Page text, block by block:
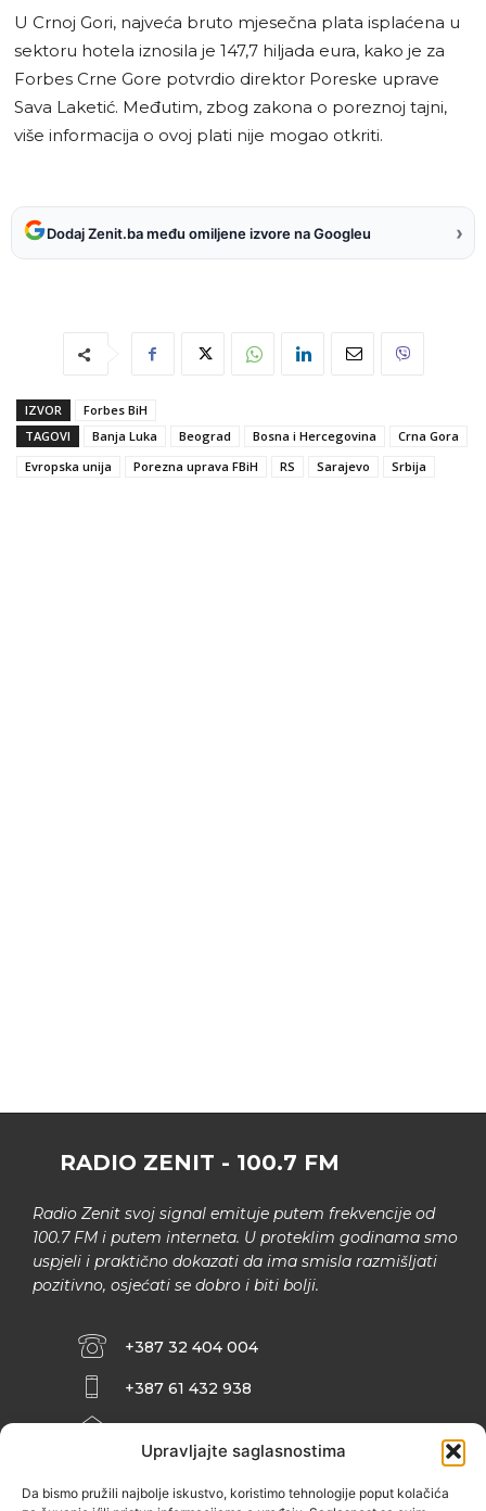
Upravljajte saglasnostima
Da bismo pružili najbolje iskustvo, koristimo tehnologije poput kolačića
U Crnoj Gori, najveća bruto mjesečna plata isplaćena u
sektoru hotela iznosila je 147,7 hiljada eura, kako je za
Forbes Crne Gore potvrdio direktor Poreske uprave
Sava Laketić. Međutim, zbog zakona o poreznoj tajni,
više informacija o ovoj plati nije mogao otkriti.
Dodaj Zenit.ba među omiljene izvore na Googleu ›
IZVOR
Forbes BiH
TAGOVI
Banja Luka Beograd Bosna i Hercegovina
Crna Gora
Evropska unija
Porezna uprava FBiH RS Sarajevo Srbija
RADIO ZENIT - 100.7 FM
Radio Zenit svoj signal emituje putem frekvencije od
100.7 FM i putem interneta. U proteklim godinama smo
uspjeli i praktično dokazati da ima smisla razmišljati
pozitivno, osjećati se dobro i biti bolji.
+387 32 404 004
+387 61 432 938
ZENIČANKA, 3. SPRAT), 72000 ZENICA